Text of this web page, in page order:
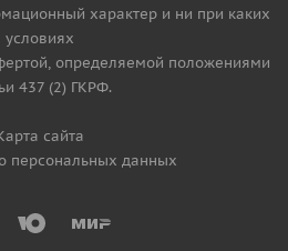
характер и ни при каких
условиях
определяемой положениями
437 (2) ГКРФ.
сайта
персональных данных